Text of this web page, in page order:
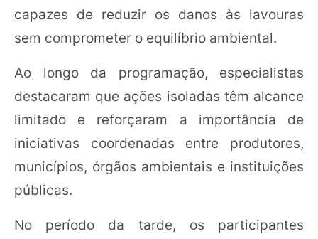
capazes de reduzir os danos às lavouras
sem comprometer o equilíbrio ambiental.
Ao longo da programação, especialistas
destacaram que ações isoladas têm alcance
limitado e reforçaram a importância de
iniciativas coordenadas entre produtores,
municípios, órgãos ambientais e instituições
públicas.
No período da tarde, os participantes